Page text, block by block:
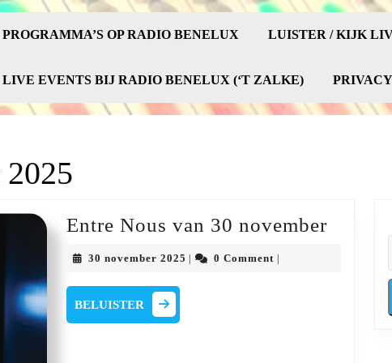
PROGRAMMA’S OP RADIO BENELUX LUISTER / KIJK
LIVE EVENTS BIJ RADIO BENELUX (‘T ZALKE)
Entre Nous van 30 novemberEntre
30 november 2025 30
0 Comment
BELUISTER